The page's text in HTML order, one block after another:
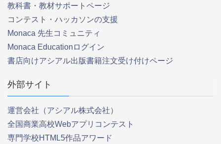
教科書・教材サポートページ
コンテスト・ハッカソンの支援
Monaca 先生コミュニティ
Monaca Educationログイン
書店向けアシアル出版書籍注文受け付けページ
外部サイト
運営会社（アシアル株式会社）
全国商業高校Webアプリコンテスト
専門学校HTML5作品アワード